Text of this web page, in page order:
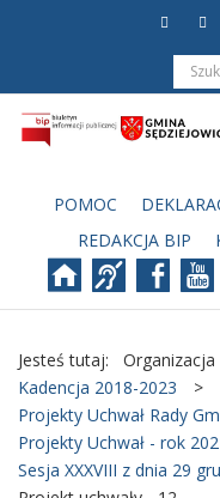
POMOC
REDAKCJA BIP
Jesteś tutaj: Organizacja
Kadencja 2018-2023
>
Projekty Uchwał Rady
Projekty Uchwał - rok
Sesja XXXVIII z dnia 29